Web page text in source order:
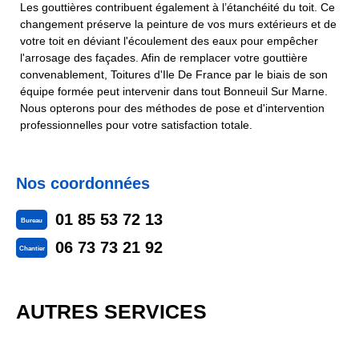
Les gouttières contribuent également à l’étanchéité du toit. Ce
changement préserve la peinture de vos murs extérieurs et de
votre toit en déviant l'écoulement des eaux pour empêcher
l'arrosage des façades. Afin de remplacer votre gouttière
convenablement, Toitures d'Ile De France par le biais de son
équipe formée peut intervenir dans tout Bonneuil Sur Marne.
Nous opterons pour des méthodes de pose et d'intervention
professionnelles pour votre satisfaction totale.
Nos coordonnées
Bureau 01 85 53 72 13
Chantier 06 73 73 21 92
AUTRES SERVICES